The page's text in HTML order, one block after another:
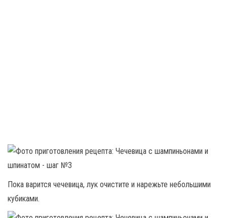
Пока варится чечевица, лук очистите и нарежьте небольшими
кубиками.